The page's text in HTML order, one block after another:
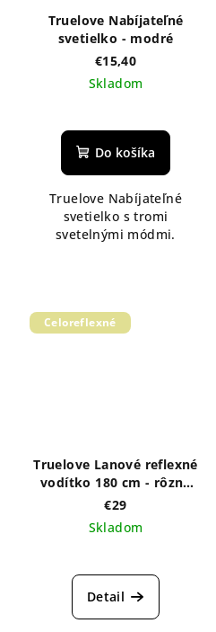
Truelove Nabíjateľné
svetielko - modré
€15,40
Skladom
Do košíka
Truelove Nabíjateľné
svetielko s tromi
svetelnými módmi.
Celoreflexné
Truelove Lanové reflexné
vodítko 180 cm - rôzne
farby
€29
Skladom
Detail